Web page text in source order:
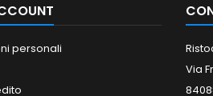
personali
Via